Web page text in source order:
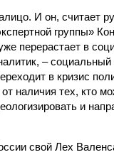
И он, считает
группы»
перерастает в
– социальный
в кризис
наличия тех, кто
и
свой Лех